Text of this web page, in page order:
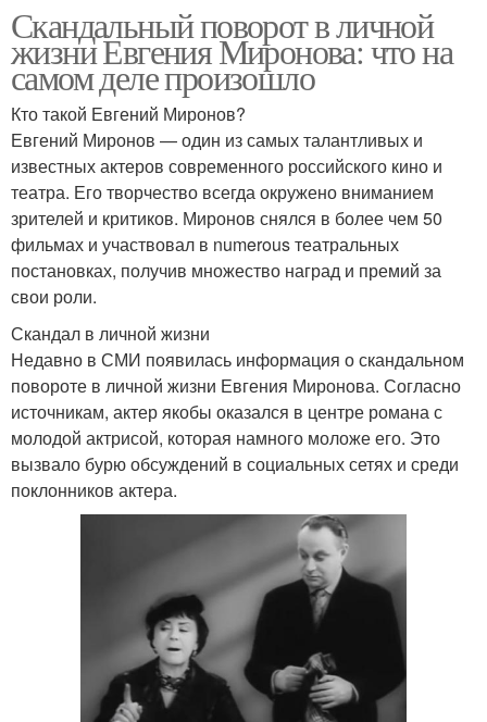
Скандальный поворот в личной
жизни Евгения Миронова: что на
самом деле произошло
Кто такой Евгений Миронов?
Евгений Миронов — один из самых талантливых и
известных актеров современного российского кино и
театра. Его творчество всегда окружено вниманием
зрителей и критиков. Миронов снялся в более чем 50
фильмах и участвовал в numerous театральных
постановках, получив множество наград и премий за
свои роли.
Скандал в личной жизни
Недавно в СМИ появилась информация о скандальном
повороте в личной жизни Евгения Миронова. Согласно
источникам, актер якобы оказался в центре романа с
молодой актрисой, которая намного моложе его. Это
вызвало бурю обсуждений в социальных сетях и среди
поклонников актера.